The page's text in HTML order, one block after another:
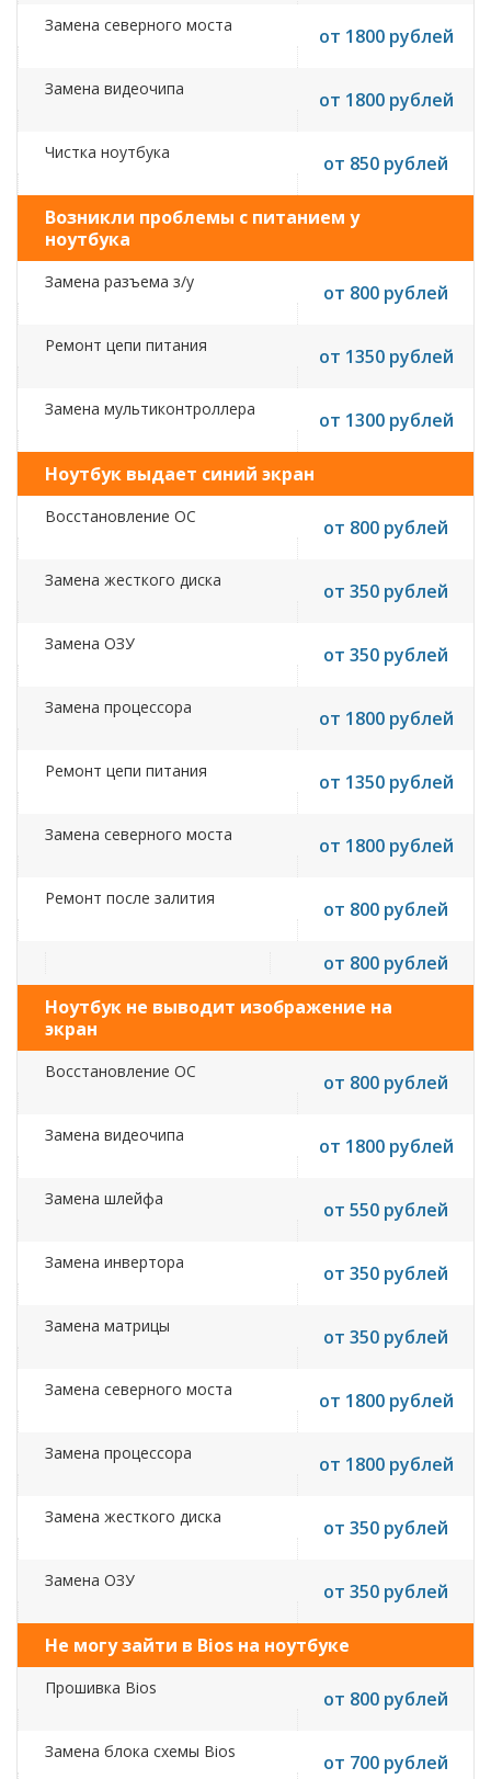
Замена северного моста от 1800 рублей
Замена видеочипа от 1800 рублей
Чистка ноутбука от 850 рублей
Возникли проблемы с питанием у
ноутбука
Замена разъема з/у от 800 рублей
Ремонт цепи питания от 1350 рублей
Замена мультиконтроллера от 1300 рублей
Ноутбук выдает синий экран
Восстановление ОС от 800 рублей
Замена жесткого диска от 350 рублей
Замена ОЗУ от 350 рублей
Замена процессора от 1800 рублей
Ремонт цепи питания от 1350 рублей
Замена северного моста от 1800 рублей
Ремонт после залития от 800 рублей
от 800 рублей
Ноутбук не выводит изображение на
экран
Восстановление ОС от 800 рублей
Замена видеочипа от 1800 рублей
Замена шлейфа от 550 рублей
Замена инвертора от 350 рублей
Замена матрицы от 350 рублей
Замена северного моста от 1800 рублей
Замена процессора от 1800 рублей
Замена жесткого диска от 350 рублей
Замена ОЗУ от 350 рублей
Не могу зайти в Bios на ноутбуке
Прошивка Bios от 800 рублей
Замена блока схемы Bios от 700 рублей